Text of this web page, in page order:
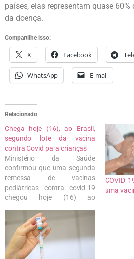
países, elas representam quase
da doença.
Compartilhe isso:
X Facebook
WhatsApp E-mail
Relacionado
Chega hoje (16), ao Brasil,
segundo lote da vacina
contra Covid para crianças
Ministério da Saúde
confirmou que uma segunda
remessa de vacinas
pediátricas contra covid-19
chegou hoje (16) ao
Campinas (SP). Desta vez,
foram recebidas 1,2 milhão
de doses da Pfizer, a única
autorizada até agora pela
Agência Nacional de
COVID
uma